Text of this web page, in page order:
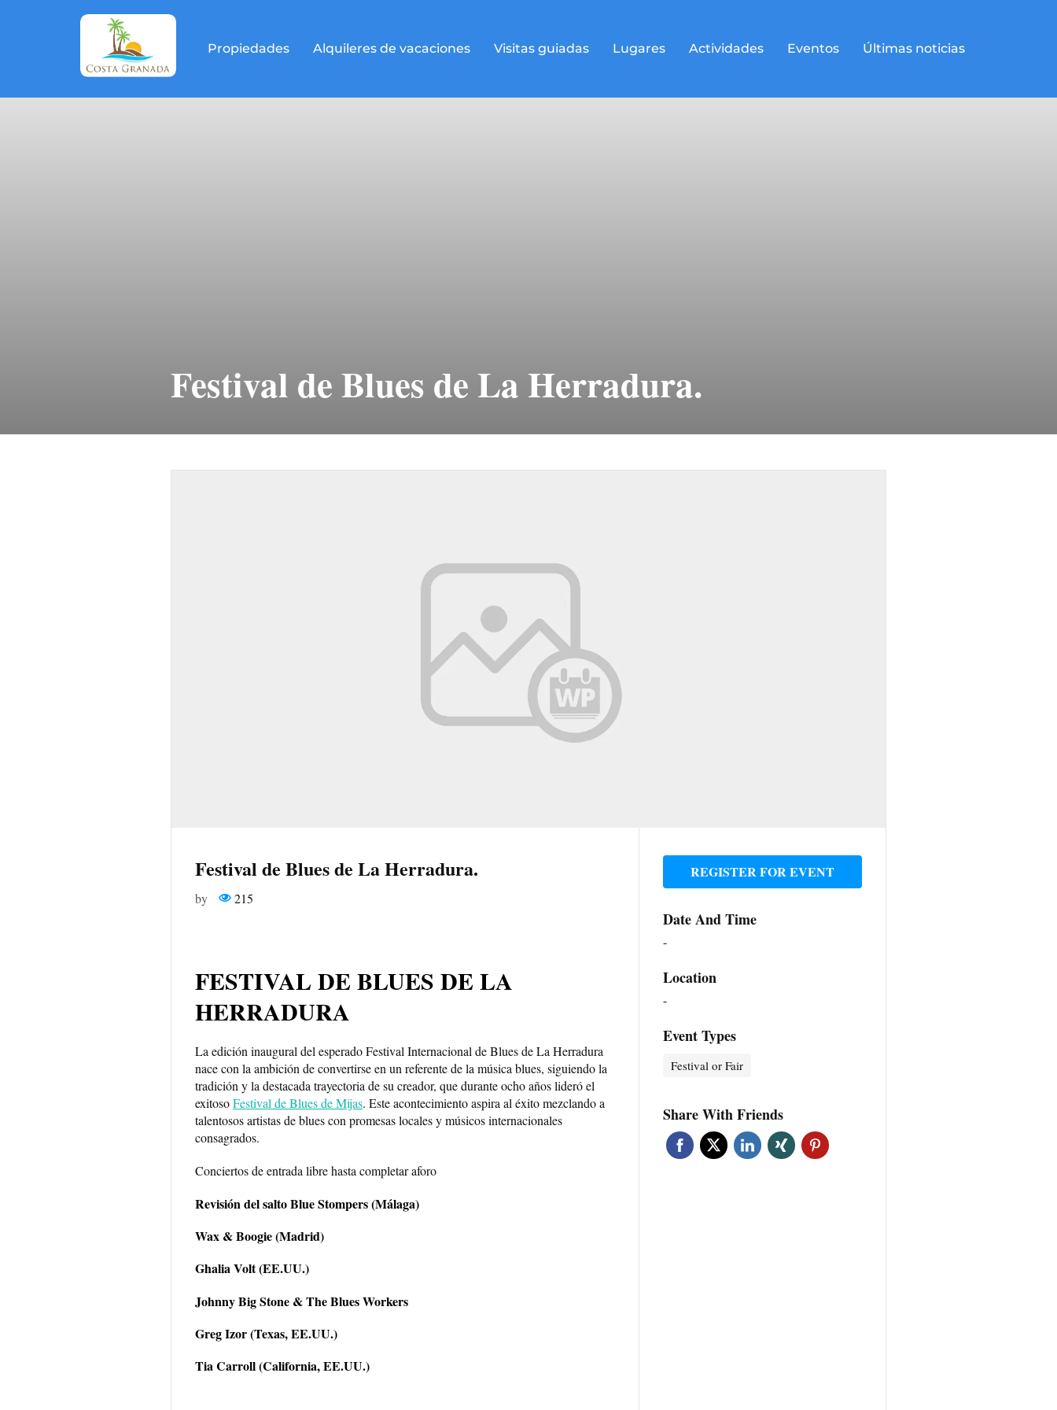
Propiedades Alquileres de vacaciones Visitas guiadas Lugares Actividades Eventos Últimas noticias
Festival de Blues de La Herradura.
Festival de Blues de La Herradura.
by 215
FESTIVAL DE BLUES DE LA
HERRADURA
La edición inaugural del esperado Festival Internacional de Blues de La Herradura
nace con la ambición de convertirse en un referente de la música blues, siguiendo la
tradición y la destacada trayectoria de su creador, que durante ocho años lideró el
exitosoFestival de Blues de Mijas. Este acontecimiento aspira al éxito mezclando a
talentosos artistas de blues con promesas locales y músicos internacionales
consagrados.
Conciertos de entrada libre hasta completar aforo
Revisión del salto Blue Stompers (Málaga)
Wax & Boogie (Madrid)
Ghalia Volt (EE.UU.)
Johnny Big Stone & The Blues Workers
Greg Izor (Texas, EE.UU.)
Tia Carroll (California, EE.UU.)
REGISTER FOR EVENT
Date And Time
-
Location
-
Event Types
Festival or Fair
Share With Friends